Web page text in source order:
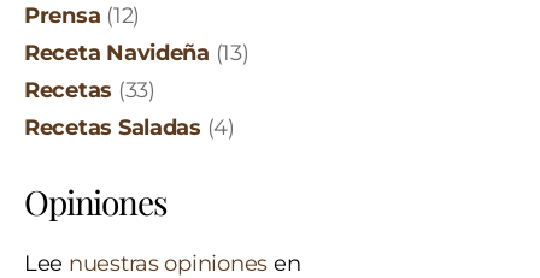
Prensa (12)
Receta Navideña (13)
Recetas (33)
Recetas Saladas (4)
Opiniones
Lee nuestras opiniones en